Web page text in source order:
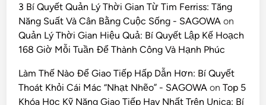
3 Bí Quyết Quản Lý Thời Gian Từ Tim Ferriss: Tăng
Năng Suất Và Cân Bằng Cuộc Sống - SAGOWA on
Quản Lý Thời Gian Hiệu Quả: Bí Quyết Lập Kế Hoạch
168 Giờ Mỗi Tuần Để Thành Công Và Hạnh Phúc
Làm Thế Nào Để Giao Tiếp Hấp Dẫn Hơn: Bí Quyết
Thoát Khỏi Cái Mác “Nhạt Nhẽo” - SAGOWA onTop 5
Khóa Học Kỹ Năng Giao Tiếp Hay Nhất Trên Unica: Bí